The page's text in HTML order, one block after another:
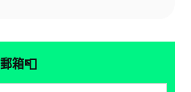
箱📮